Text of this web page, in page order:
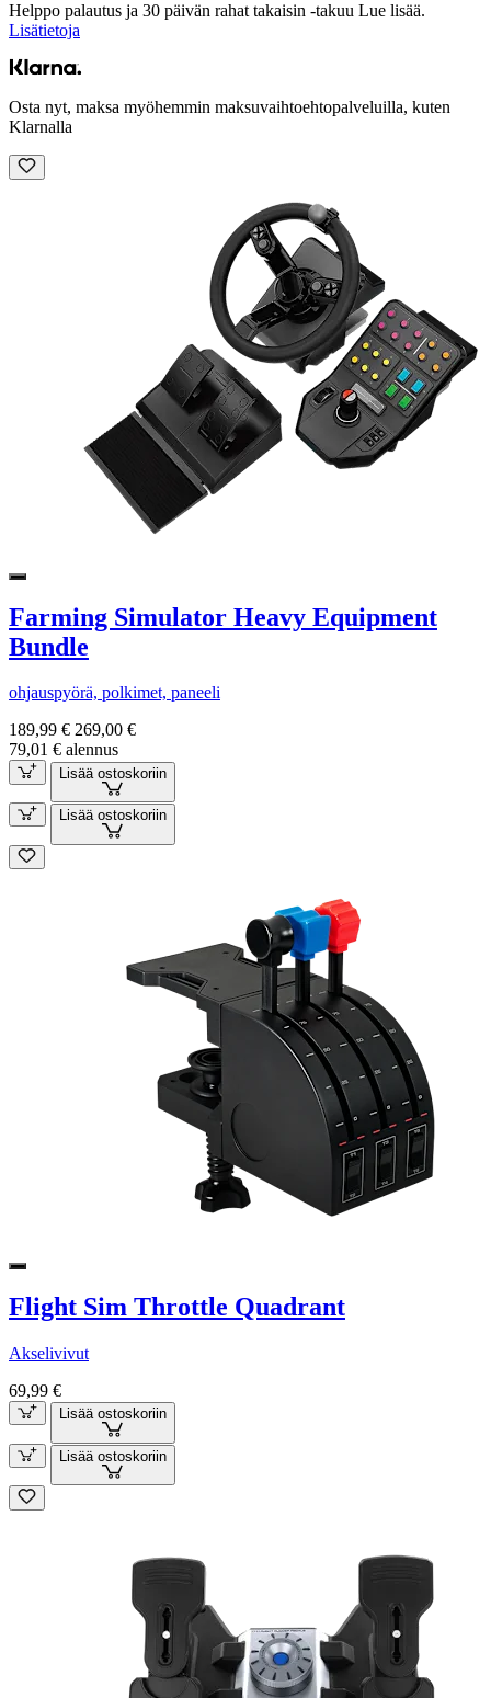
Helppo palautus ja 30 päivän rahat takaisin -takuu Lue lisää.
Lisätietoja
Osta nyt, maksa myöhemmin maksuvaihtoehtopalveluilla, kuten
Klarnalla
Farming Simulator Heavy Equipment
Bundle
ohjauspyörä, polkimet, paneeli
189,99 € 269,00 €
79,01 € alennus
Lisää ostoskoriin
Lisää ostoskoriin
Flight Sim Throttle Quadrant
Akselivivut
69,99 €
Lisää ostoskoriin
Lisää ostoskoriin